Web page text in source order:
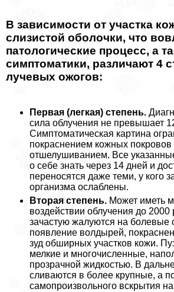
В зависимости от участка
слизистой оболочки, что
патологические процесс, а
симптоматики, различают 4
лучевых ожогов:
Первая (легкая) степень.
сила облучения не превышает
Симптоматическая картина
покраснением кожных покровов
отшелушиванием. Все
о себе знать через 14 дней и
переносятся даже теми, у кого
организма ослаблены.
Вторая степень. Может иметь
воздействии облучения до
зачастую жалуются на
появление волдырей,
зуд обширных участков кожи.
мелкие и многочисленные,
прозрачной жидкостью. В
сливаются в более крупные, а
самопроизвольного вскрытия